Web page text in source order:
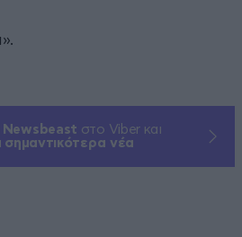
Newsbeast στο Viber και
σημαντικότερα νέα